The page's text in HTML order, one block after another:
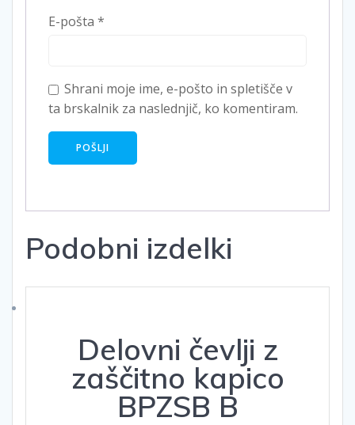
E-pošta *
Shrani moje ime, e-pošto in spletišče v
ta brskalnik za naslednjič, ko komentiram.
Podobni izdelki
Delovni čevlji z
zaščitno kapico
BPZSB B